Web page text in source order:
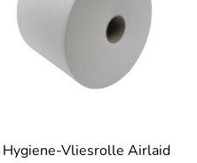
Hygiene-Vliesrolle Airlaid